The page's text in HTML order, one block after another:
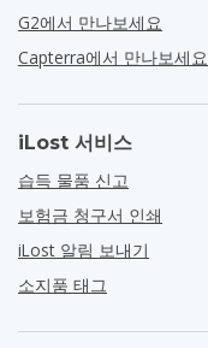
G2에서 만나보세요
Capterra에서 만나보세요
iLost 서비스
습득 물품 신고
보험금 청구서 인쇄
iLost 알림 보내기
소지품 태그